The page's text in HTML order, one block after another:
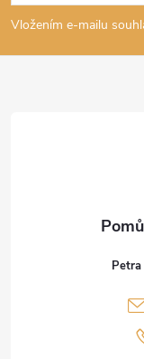
p
a
Vložením e-mailu
Petra